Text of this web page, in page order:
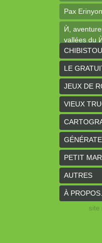
Pax Erinyon
Ѝ,
vallées du
Les
Ogres-
Cheap
Intrépides
Coeurs
Coeurs
Coeurs
Les bas-
Zeriphar
N.YX
LE
JEUX DE
VIEUX
PETIT
AUTRES
À PROPOS...
site